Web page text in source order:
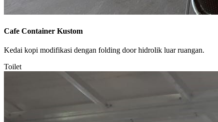
Cafe Container Kustom
Kedai kopi modifikasi dengan folding door hidrolik luar ruangan.
Toilet